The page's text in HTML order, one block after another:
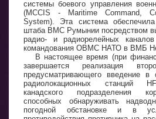
системы боевого управления
(MCCIS - Maritime Command,
System). Эта система
штаба ВМС Румынии посредством
радио- и радиорелейных
командования ОВМС НАТО в ВМБ
В настоящее время (при
завершается реализация
предусматривающего введение в
радиолокационных станций
канадского подразделения
способных обнаруживать
погодной обстановке и в